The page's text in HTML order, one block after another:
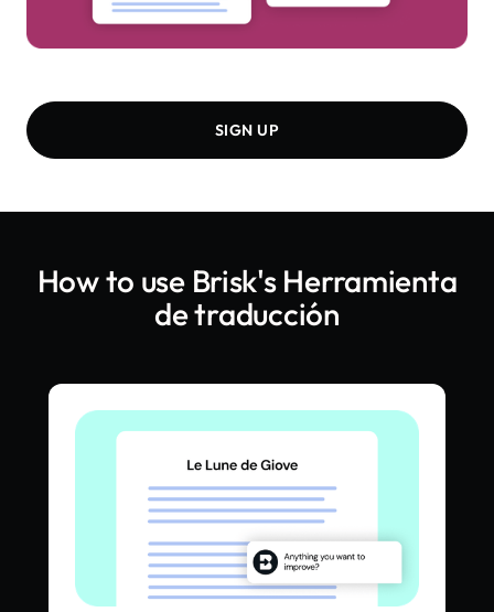
SIGN UP
How to use Brisk's Herramienta
de traducción